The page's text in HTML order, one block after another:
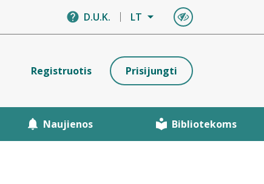
D.U.K. LT
Registruotis Prisijungti
Naujienos Bibliotekoms